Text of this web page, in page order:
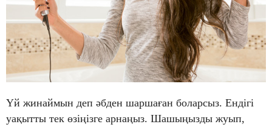
Үй жинаймын деп әбден шаршаған боларсыз. Ендігі
уақытты тек өзіңізге арнаңыз. Шашыңызды жуып,